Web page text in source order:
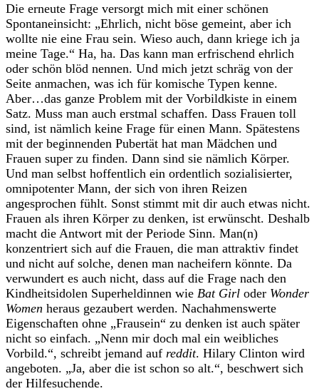
Die erneute Frage versorgt mich mit einer schönen
Spontaneinsicht: „Ehrlich, nicht böse gemeint, aber ich
wollte nie eine Frau sein. Wieso auch, dann kriege ich ja
meine Tage.“ Ha, ha. Das kann man erfrischend ehrlich
oder schön blöd nennen. Und mich jetzt schräg von der
Seite anmachen, was ich für komische Typen kenne.
Aber…das ganze Problem mit der Vorbildkiste in einem
Satz. Muss man auch erstmal schaffen. Dass Frauen toll
sind, ist nämlich keine Frage für einen Mann. Spätestens
mit der beginnenden Pubertät hat man Mädchen und
Frauen super zu finden. Dann sind sie nämlich Körper.
Und man selbst hoffentlich ein ordentlich sozialisierter,
omnipotenter Mann, der sich von ihren Reizen
angesprochen fühlt. Sonst stimmt mit dir auch etwas nicht.
Frauen als ihren Körper zu denken, ist erwünscht. Deshalb
macht die Antwort mit der Periode Sinn. Man(n)
konzentriert sich auf die Frauen, die man attraktiv findet
und nicht auf solche, denen man nacheifern könnte. Da
verwundert es auch nicht, dass auf die Frage nach den
Kindheitsidolen Superheldinnen wie Bat Girl oder Wonder
Women heraus gezaubert werden. Nachahmenswerte
Eigenschaften ohne „Frausein“ zu denken ist auch später
nicht so einfach. „Nenn mir doch mal ein weibliches
Vorbild.“, schreibt jemand auf reddit. Hilary Clinton wird
angeboten. „Ja, aber die ist schon so alt.“, beschwert sich
der Hilfesuchende.